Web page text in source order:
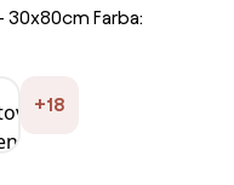
30x80cm Farba:
+18